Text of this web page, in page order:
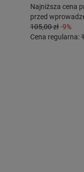
Najniższa cena
przed
105,00 zł-9%
Cena regularna: